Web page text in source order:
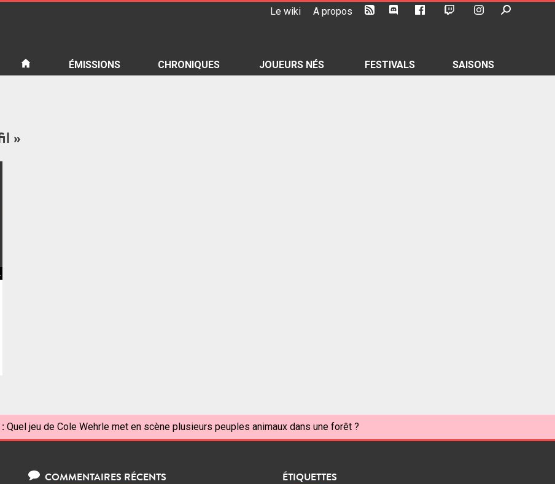
Le wiki A propos
ÉMISSIONS CHRONIQUES JOUEURS NÉS FESTIVALS SAISONS
»
Quel jeu de Cole Wehrle met en scène plusieurs peuples animaux dans une forêt ?
COMMENTAIRES RÉCENTS ÉTIQUETTES